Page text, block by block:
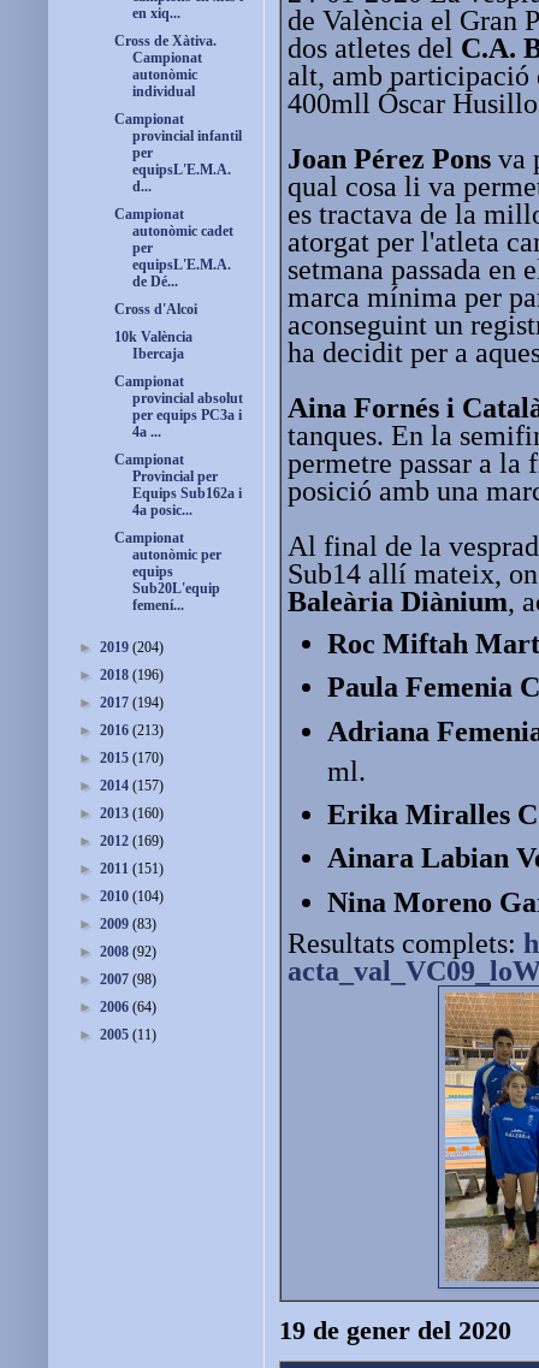
de València el Gran
dos atletes del C.A.
alt, amb participació
400mll Óscar
Joan Pérez Pons va
qual cosa li va
es tractava de la
atorgat per l'atleta
setmana passada
marca mínima per
aconseguint un
ha decidit per a
Aina Fornés i
tanques. En la
permetre passar a la
posició amb una
Al final de la
Sub14 allí mateix,
Baleària Diànium,
Roc Miftah
Paula Femenia
Adriana
ml.
Erika Miralles
Ainara Labian
Nina Moreno
Resultats complets:
19 de gener del 2020
en xiq...
Cross de Xàtiva.
Campionat
autonòmic
individual
Campionat
provincial infantil
per
equipsL'E.M.A.
d...
Campionat
autonòmic cadet
per
equipsL'E.M.A.
de Dé...
Cross d'Alcoi
10k València
Ibercaja
Campionat
provincial absolut
per equips PC3a i
4a ...
Campionat
Provincial per
Equips Sub162a i
4a posic...
Campionat
autonòmic per
equips
Sub20L'equip
femení...
► 2019 (204)
► 2018 (196)
► 2017 (194)
► 2016 (213)
► 2015 (170)
► 2014 (157)
► 2013 (160)
► 2012 (169)
► 2011 (151)
► 2010 (104)
► 2009 (83)
► 2008 (92)
► 2007 (98)
► 2006 (64)
► 2005 (11)